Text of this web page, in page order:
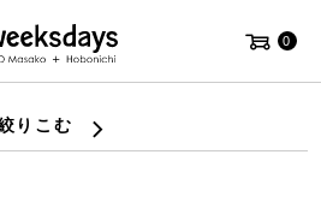
0
りこむ